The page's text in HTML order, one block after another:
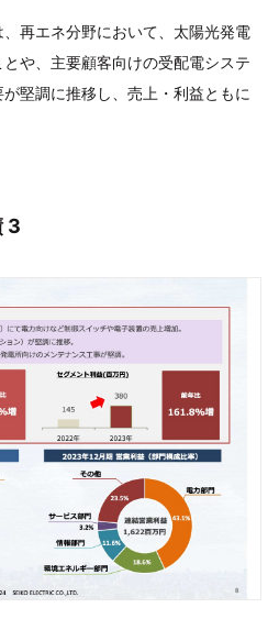
再エネ分野において、太陽光発電
や、主要顧客向けの受配電システ
堅調に推移し、売上・利益ともに
3